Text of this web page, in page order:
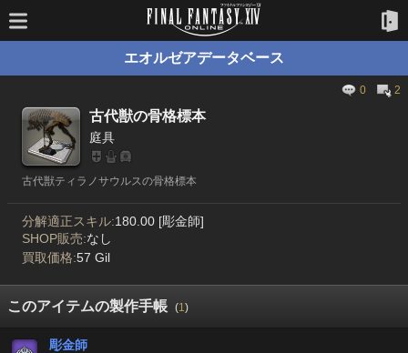
エオルゼアデータベース
0 2
古代獣の骨格標本
庭具
古代獣ティラノサウルスの骨格標本
分解適正スキル:180.00 [彫金師]
SHOP販売:なし
買取価格:57 Gil
このアイテムの製作手帳 (1)
彫金師